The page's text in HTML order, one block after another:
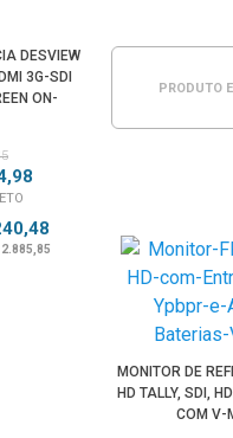
DESVIEW
3G-SDI
ON-
2.885,85
PRODUTO
MONITOR DE
HD TALLY, SDI,
COM V-